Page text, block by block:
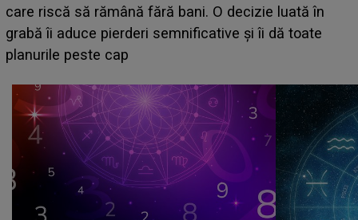
în
acum! În fața Alexandrei, concurentul din Casa
face o MĂRTURISIRE NEAȘTEPTATĂ despre
sa: "I-am spus și ei în față, eu nu te iubesc